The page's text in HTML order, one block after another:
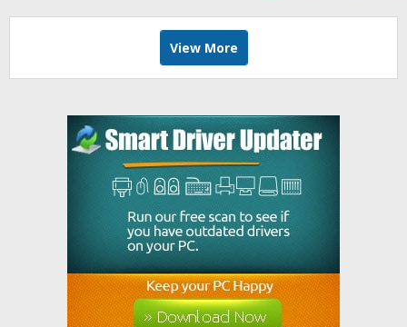
View More